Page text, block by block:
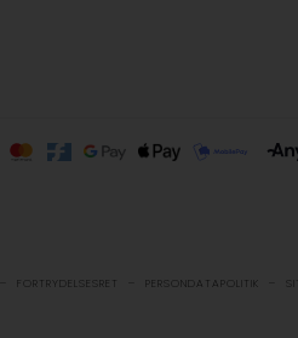
-FORTRYDELSESRET -PERSONDATAPOLITIK